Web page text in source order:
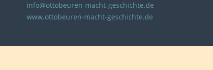
info@ottobeuren-macht-geschichte.de
www.ottobeuren-macht-geschichte.de